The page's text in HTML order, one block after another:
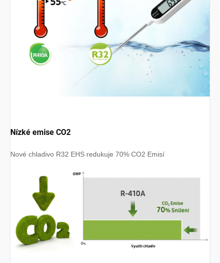
Nízké emise CO2
Nové chladivo R32 EHS redukuje 70% CO2 Emisí